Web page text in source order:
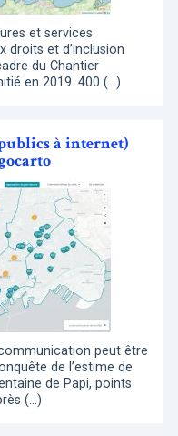
et services
droits et d’inclusion
du Chantier
en 2019. 400 (…)
publics à internet)
peut être
de l’estime de
de Papi, points
(…)